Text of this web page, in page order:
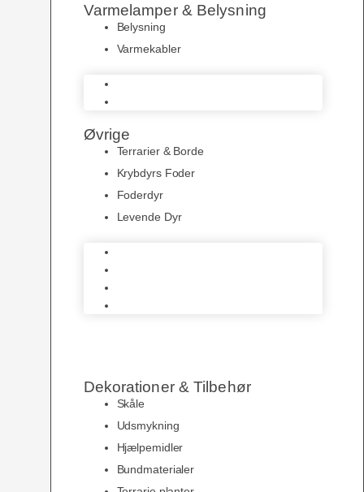
Varmelamper & Belysning
Belysning
Varmekabler
Øvrige
Terrarier & Borde
Krybdyrs Foder
Foderdyr
Levende Dyr
Dekorationer & Tilbehør
Skåle
Udsmykning
Hjælpemidler
Bundmaterialer